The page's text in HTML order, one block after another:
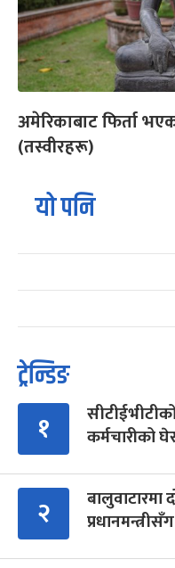
अमेरिकाबाट फिर्ता
(तस्वीरहरू)
यो पनि
ट्रेन्डिङ
१
कर्मचारीको
२
बालुवाटारमा